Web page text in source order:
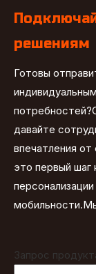
решениям
Готовы
давайте
впечатления
это первый шаг
Запрос